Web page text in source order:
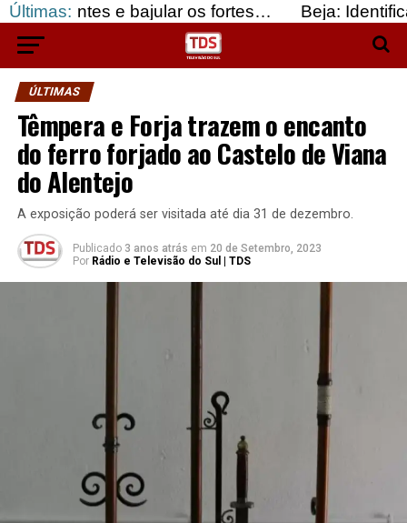
Últimas:
e bajular os fortes… Beja: Identificados
ÚLTIMAS
Têmpera e Forja trazem o encanto
do ferro forjado ao Castelo de Viana
do Alentejo
A exposição poderá ser visitada até dia 31 de dezembro.
Publicado 3 anos atrás em 20 de Setembro, 2023
Por Rádio e Televisão do Sul | TDS